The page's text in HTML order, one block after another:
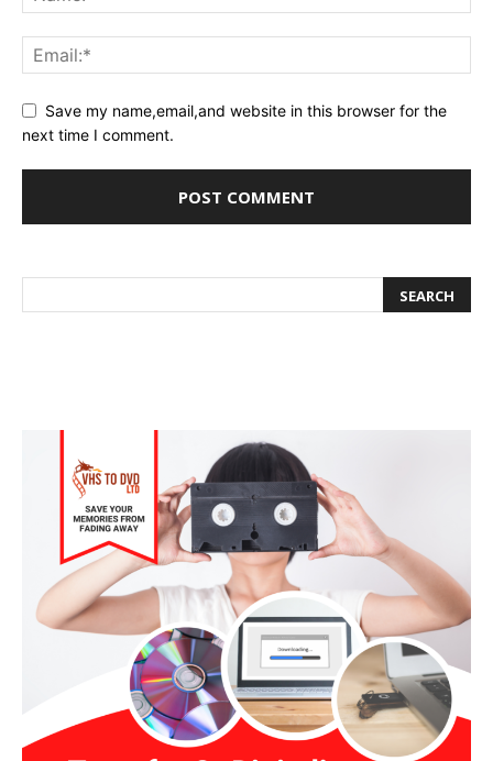
Save my name,email,and website in this browser for the
next time I comment.